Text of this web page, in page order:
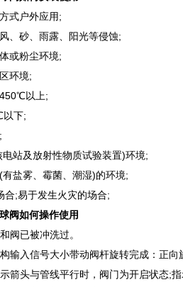
式户外应用;
、砂、雨露、阳光等侵蚀;
或粉尘环境;
环境;
以上;
下;
站及放射性物质试验装置)环境;
盐雾、霉菌、潮湿)的环境;
合;易于发生火灾的场合;
阀如何操作使用
阀已被冲洗过。
输入信号大小带动阀杆旋转完成：正
箭头与管线平行时，阀门为开启状态;